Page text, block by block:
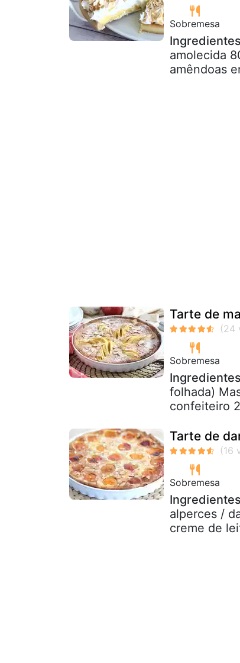
Sobremesa
Ingredientes
amolecida
amêndoas
Tarte de
Sobremesa
Ingredientes
folhada)
confeiteiro
Tarte de
Sobremesa
Ingredientes
alperces /
creme de